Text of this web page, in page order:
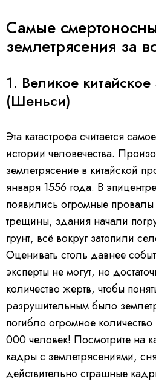
Самые
землетрясения за
1. Великое
(Шеньси)
Эта катастрофа считается
истории человечества.
землетрясение в китайской
января 1556 года. В
появились огромные
трещины, здания начали
грунт, всё вокруг затопили
Оценивать столь давнее
эксперты не могут, но
количество жертв, чтобы
разрушительным было
погибло огромное
000 человек! Посмотрите на
кадры с землетрясениями,
действительно страшные